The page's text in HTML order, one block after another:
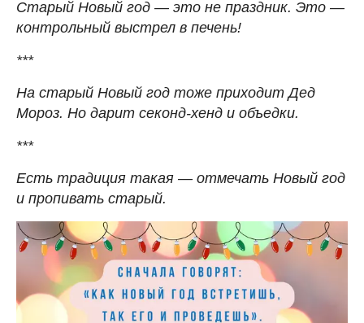
Старый Новый год — это не праздник. Это —
контрольный выстрел в печень!
***
На старый Новый год тоже приходит Дед
Мороз. Но дарит секонд-хенд и объедки.
***
Есть традиция такая — отмечать Новый год
и пропивать старый.